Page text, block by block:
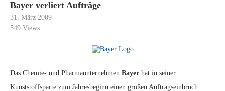
Bayer verliert Aufträge
31. März 2009
549 Views
Das Chemie- und Pharmaunternehmen Bayer hat in seiner
Kunststoffsparte zum Jahresbeginn einen großen Auftragseinbruch